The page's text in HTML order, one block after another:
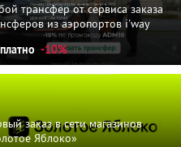
трансфер от сервиса заказа
из аэропортов i'way
-10%
заказ в сети магазинов
Яблоко»